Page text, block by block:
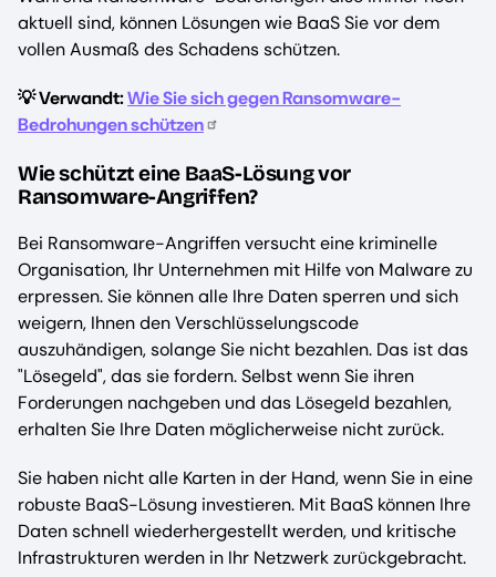
aktuell sind, können Lösungen wie BaaS Sie vor dem
vollen Ausmaß des Schadens schützen.
💡 Verwandt:Wie Sie sich gegen Ransomware-
Bedrohungen schützen
Wie schützt eine BaaS-Lösung vor
Ransomware-Angriffen?
Bei Ransomware-Angriffen versucht eine kriminelle
Organisation, Ihr Unternehmen mit Hilfe von Malware zu
erpressen. Sie können alle Ihre Daten sperren und sich
weigern, Ihnen den Verschlüsselungscode
auszuhändigen, solange Sie nicht bezahlen. Das ist das
"Lösegeld", das sie fordern. Selbst wenn Sie ihren
Forderungen nachgeben und das Lösegeld bezahlen,
erhalten Sie Ihre Daten möglicherweise nicht zurück.
Sie haben nicht alle Karten in der Hand, wenn Sie in eine
robuste BaaS-Lösung investieren. Mit BaaS können Ihre
Daten schnell wiederhergestellt werden, und kritische
Infrastrukturen werden in Ihr Netzwerk zurückgebracht.